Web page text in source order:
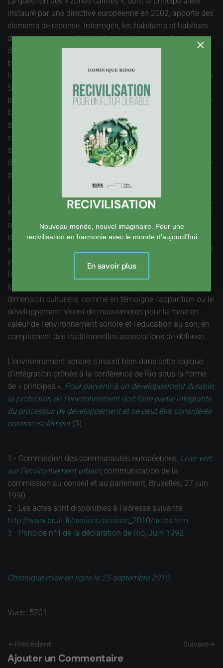
instauré par une directive européenne en 2002, apporte des
éléments de réponse. Interrogés, les habitants et habitués
de ces secteurs privilégiés donnent leur vision, leur
définition du concept « calme ». On y trouve le niveau de
bruit, mais bien d’autres composantes du cadre de vie. La
lumière, l’ambiance générale, le climat, le vent, l'ombre et le
Soleil, le sentiment d’être à l’écart de l’agitation et des
tracas de la ville, c’est tout un ensemble qui est englobé de
fait dans la Définition donnée par les usagers. Une
dimension culturelle forte, une qualité d’aménagement des
espaces publics, des repères importants pour la vie
quotidienne et même des bruits rituels comme le passage
du tramway font partie de l’environnement sonore, bien au-
delà du seul bruit.
Les progrès enregistrés sont sectoriels. Ils sont importants,
et doivent être poursuivis. Ce sont des instruments dont la
qualité doit être sans cesse améliorée. Il reste à les faire
jouer ensemble, comme dans un concert. Ensemble entre
eux, mais aussi avec les instruments d’autres approches. Il
y a la qualité des constructions et l’aménagement urbain,
l’organisation des transports, qui relèvent de bien d’autres
logiques que la lutte contre le bruit. Il y a aussi une forte
dimension culturelle, comme en témoigne l’apparition ou le
développement récent de mouvements pour la mise en
valeur de l’environnement sonore et l’éducation au son, en
complément des traditionnelles associations de défense.
L’environnement sonore s’inscrit bien dans cette logique
d’intégration prônée à la conférence de Rio sous la forme
de « principes ». Pour parvenir à un développement durable,
la protection de l'environnement doit faire partie intégrante
du processus de développement et ne peut être considérée
comme isolément(3).
1 - Commission des communautés européennes, Livre vert
sur l’environnement urbain , communication de la
commission au conseil et au parlement, Bruxelles, 27 juin
1990
2 - Les actes sont disponibles à l’adresse suivante :
http://www.bruit.fr/assises/assises_2010/actes.htm
3 - Principe n°4 de la déclaration de Rio, Juin 1992
Chronique mise en ligne le 25 septembre 2010
Vues : 5201
Précédent Suivant
Ajouter un Commentaire
×
RECIVILISATION
Nouveau monde, nouvel imaginaire. Pour une
recivilisation en harmonie avec le monde d’aujourd’hui
En savoir plus